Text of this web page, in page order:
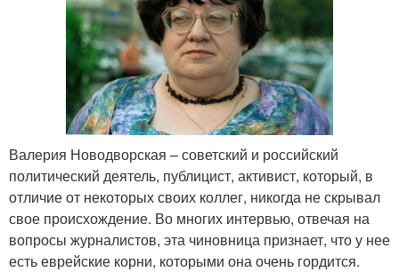
Валерия Новодворская – советский и российский
политический деятель, публицист, активист, который, в
отличие от некоторых своих коллег, никогда не скрывал
свое происхождение. Во многих интервью, отвечая на
вопросы журналистов, эта чиновница признает, что у нее
есть еврейские корни, которыми она очень гордится.